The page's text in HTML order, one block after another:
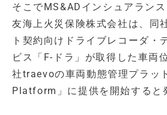
そこでMS&ADインシュアラン
友海上火災保険株式会社は、同
ト契約向けドライブレコーダ・
ビス「F-ドラ」が取得した車両
社traevoの車両動態管理プラッ
Platform」に提供を開始すると